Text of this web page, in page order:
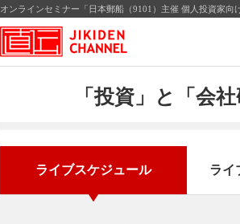
オンラインセミナー「日本郵船（9101）主催 個人投資家
「投資」と「会
ライブスケジュール ライ